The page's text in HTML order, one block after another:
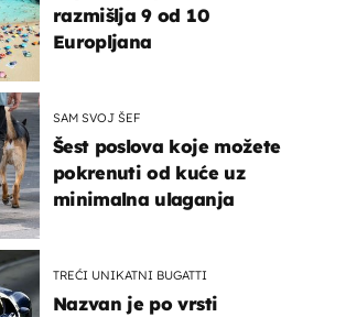
razmišlja 9 od 10
Europljana
SAM SVOJ ŠEF
Šest poslova koje možete
pokrenuti od kuće uz
minimalna ulaganja
TREĆI UNIKATNI BUGATTI
Nazvan je po vrsti